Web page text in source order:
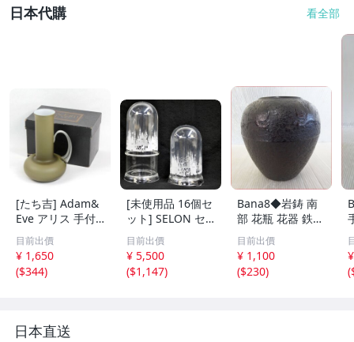
日本代購 看全部
[たち吉] Adam&
Eve アリス 手付
花生 長 SM GA-1
06 高さ24cm
目前出價
¥ 1,650
($344)
[未使用品 16個セ
ット] SELON セ
ロンドーム クリ
アー 120L プリン
ト アダプター付
フラワーアレンジ
目前出價
¥ 5,500
($1,147)
Bana8◆岩鋳 南
部 花瓶 花器 鉄瓶
鉄器 和風 飾壺 イ
ンテリア
目前出價
¥ 1,100
($230)
(
日本直送